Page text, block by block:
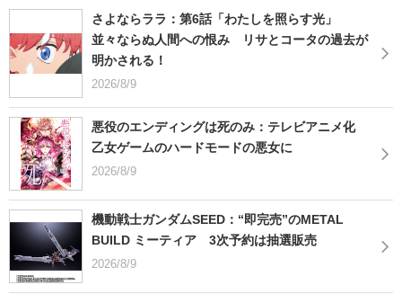
さよならララ：第6話「わたしを照らす光」
並々ならぬ人間への恨み リサとコータの過去が
明かされる！
2026/8/9
悪役のエンディングは死のみ：テレビアニメ化
乙女ゲームのハードモードの悪女に
2026/8/9
機動戦士ガンダムSEED：“即完売”のMETAL
BUILD ミーティア 3次予約は抽選販売
2026/8/9